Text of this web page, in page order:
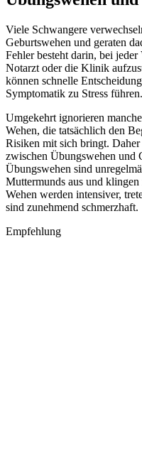
Viele Schwangere
Geburtswehen und geraten
Fehler besteht darin, bei
Notarzt oder die Klinik
können schnelle
Symptomatik zu Stress führen.
Umgekehrt ignorieren
Wehen, die tatsächlich den
Risiken mit sich bringt. Daher
zwischen Übungswehen und
Übungswehen sind
Muttermunds aus und
Wehen werden intensiver,
sind zunehmend schmerzhaft.
Empfehlung